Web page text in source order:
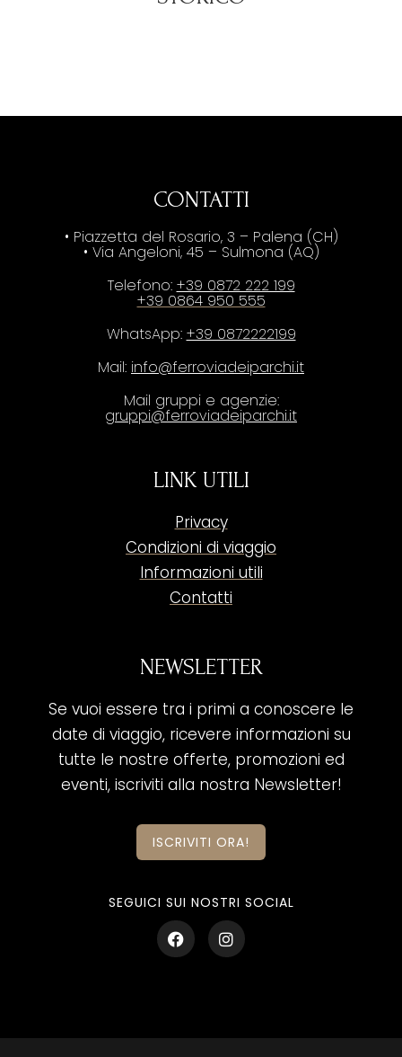
CONTATTI
• Piazzetta del Rosario, 3 – Palena (CH)
• Via Angeloni, 45 – Sulmona (AQ)
Telefono: +39 0872 222 199
+39 0864 950 555
WhatsApp: +39 0872222199
Mail: info@ferroviadeiparchi.it
Mail gruppi e agenzie:
gruppi@ferroviadeiparchi.it
LINK UTILI
Privacy
Condizioni di viaggio
Informazioni utili
Contatti
NEWSLETTER
Se vuoi essere tra i primi a conoscere le
date di viaggio, ricevere informazioni su
tutte le nostre offerte, promozioni ed
eventi, iscriviti alla nostra Newsletter!
ISCRIVITI ORA!
SEGUICI SUI NOSTRI SOCIAL